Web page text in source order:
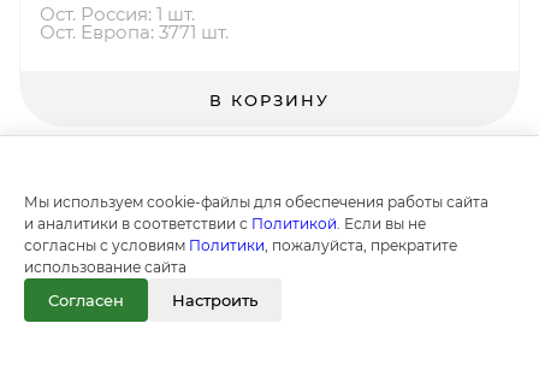
Ост. Россия: 1 шт.
Ост. Европа: 3771 шт.
В КОРЗИНУ
Мы используем cookie-файлы для обеспечения работы сайта
и аналитики в соответствии с Политикой . Если вы не
согласны с условиям Политики , пожалуйста, прекратите
использование сайта
Согласен Настроить